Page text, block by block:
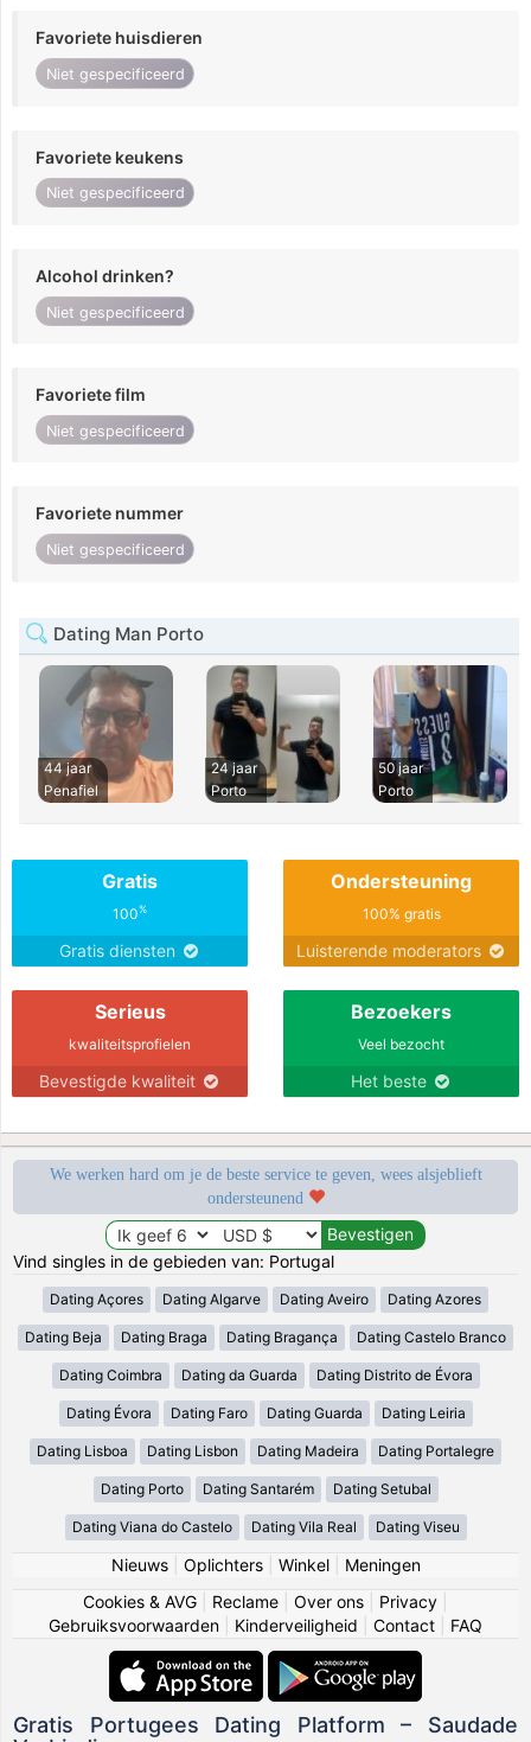
Favoriete huisdieren
Niet gespecificeerd
Favoriete keukens
Niet gespecificeerd
Alcohol drinken?
Niet gespecificeerd
Favoriete film
Niet gespecificeerd
Favoriete nummer
Niet gespecificeerd
Dating Man Porto
44 jaar
Penafiel
24 jaar
Porto
50 jaar
Porto
Gratis
100%
Gratis diensten
Ondersteuning
100% gratis
Luisterende moderators
Serieus
kwaliteitsprofielen
Bevestigde kwaliteit
Bezoekers
Veel bezocht
Het beste
We werken hard om je de beste service te geven, wees alsjeblieft
ondersteunend
Vind singles in de gebieden van: Portugal
Dating Açores Dating Algarve Dating Aveiro Dating Azores
Dating Beja Dating Braga Dating Bragança Dating Castelo Branco
Dating Coimbra Dating da Guarda Dating Distrito de Évora
Dating Évora Dating Faro Dating Guarda Dating Leiria
Dating Lisboa Dating Lisbon Dating Madeira Dating Portalegre
Dating Porto Dating Santarém Dating Setubal
Dating Viana do Castelo Dating Vila Real Dating Viseu
Nieuws| Oplichters| Winkel| Meningen
Cookies & AVG
Reclame Over ons Privacy
Gebruiksvoorwaarden
Kinderveiligheid Contact FAQ
Gratis Portugees Dating Platform – Saudade